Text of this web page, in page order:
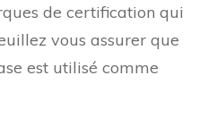
de certification qui
vous assurer que
est utilisé comme